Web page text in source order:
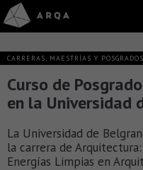
CARRERAS, MAESTRÍAS Y POSGRADOS
Curso de
en la Universidad
La Universidad de
la carrera de
Energías Limpias en